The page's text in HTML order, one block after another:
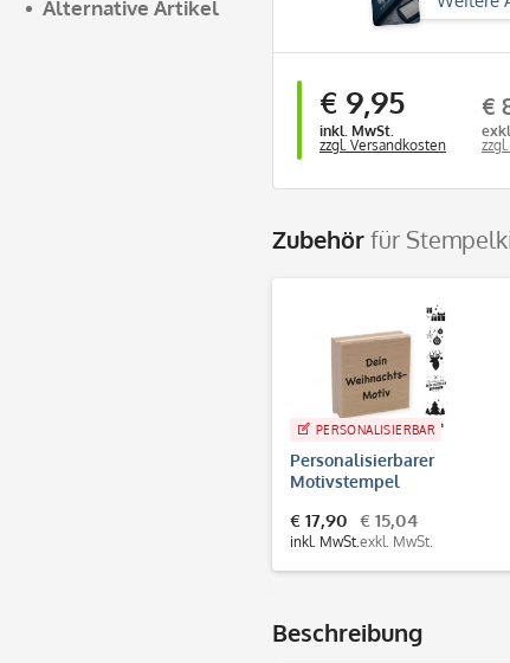
Alternative Artikel
€ 9,95
inkl. MwSt.
zzgl. Versandkosten
€
Zubehörfür
PERSONALISIERBAR
Personalisierbarer
Motivstempel
€ 17,90
inkl. MwSt.
€ 15,04
exkl. MwSt.
Beschreibung